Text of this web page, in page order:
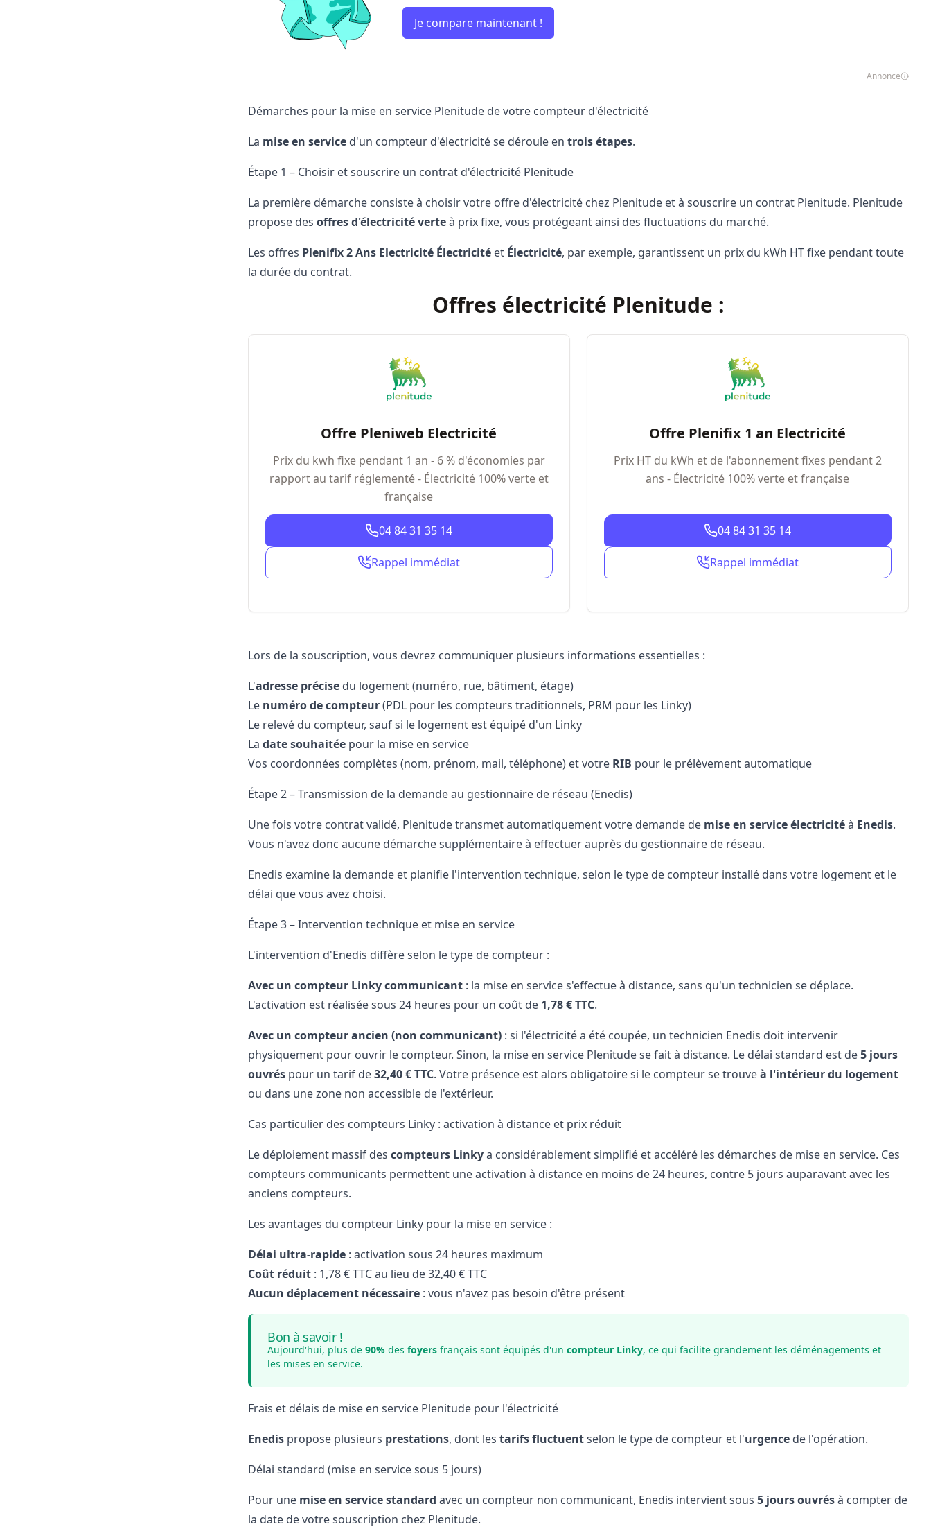
Je compare maintenant !
Annonce
Démarches pour la mise en service Plenitude de votre compteur d'électricité
La mise en serviced'un compteur d'électricité se déroule en trois étapes.
Étape 1 – Choisir et souscrire un contrat d'électricité Plenitude
La première démarche consiste à choisir votre offre d'électricitéchez Plenitude et à souscrire un contrat Plenitude. Plenitude
propose des offres d'électricité verteà prix fixe, vous protégeant ainsi des fluctuations du marché.
Les offres Plenifix 2 Ans Electricité Électricitéet Électricité, par exemple, garantissent un prix du kWh HT fixe pendant toute
la durée du contrat.
Offres électricité Plenitude :
Offre Pleniweb Electricité
Prix du kwh fixe pendant 1 an - 6 % d'économies par
rapport au tarif réglementé - Électricité 100% verte et
française
04 84 31 35 14
Rappel immédiat
Offre Plenifix 1 an Electricité
Prix HT du kWh et de l'abonnement fixes pendant 2
ans - Électricité 100% verte et française
04 84 31 35 14
Rappel immédiat
Lors de la souscription, vous devrez communiquer plusieurs informations essentielles :
L'adresse précisedu logement (numéro, rue, bâtiment, étage)
Le numéro de compteur(PDL pour les compteurs traditionnels, PRM pour les Linky)
Le relevé du compteur, sauf si le logement est équipé d'un Linky
La date souhaitéepour la mise en service
Vos coordonnées complètes (nom, prénom, mail, téléphone) et votre RIB pour le prélèvement automatique
Étape 2 – Transmission de la demande au gestionnaire de réseau (Enedis)
Une fois votre contrat validé, Plenitude transmet automatiquement votre demande de mise en service électricitéà Enedis.
Vous n'avez donc aucune démarche supplémentaire à effectuer auprès du gestionnaire de réseau.
Enedis examine la demande et planifie l'intervention technique, selon le type de compteur installé dans votre logement et le
délai que vous avez choisi.
Étape 3 – Intervention technique et mise en service
L'intervention d'Enedis diffère selon le type de compteur :
Avec un compteur Linky communicant: la mise en service s'effectue à distance, sans qu'un technicien se déplace.
L'activation est réalisée sous 24 heures pour un coût de 1,78 € TTC.
Avec un compteur ancien (non communicant): si l'électricité a été coupée, un technicien Enedis doit intervenir
physiquement pour ouvrir le compteur. Sinon, la mise en service Plenitude se fait à distance. Le délai standard est de5 jours
ouvréspour un tarif de32,40 € TTC. Votre présence est alors obligatoire si le compteur se trouveà l'intérieur du logement
ou dans une zone non accessible de l'extérieur.
Cas particulier des compteurs Linky : activation à distance et prix réduit
Le déploiement massif des compteurs Linkya considérablement simplifié et accéléré les démarches de mise en service. Ces
compteurs communicants permettent une activation à distance en moins de 24 heures, contre 5 jours auparavant avec les
anciens compteurs.
Les avantages du compteur Linky pour la mise en service :
Délai ultra-rapide: activation sous 24 heures maximum
Coût réduit: 1,78 € TTC au lieu de 32,40 € TTC
Aucun déplacement nécessaire: vous n'avez pas besoin d'être présent
Bon à savoir !
Aujourd'hui, plus de 90%des foyersfrançais sont équipés d'un compteur Linky, ce qui facilite grandement les déménagements et
les mises en service.
Frais et délais de mise en service Plenitude pour l'électricité
Enedispropose plusieurs prestations, dont les tarifs fluctuentselon le type de compteur et l'urgencede l'opération.
Délai standard (mise en service sous 5 jours)
Pour une mise en service standard avec un compteur non communicant, Enedis intervient sous 5 jours ouvrésà compter de
la date de votre souscription chez Plenitude.